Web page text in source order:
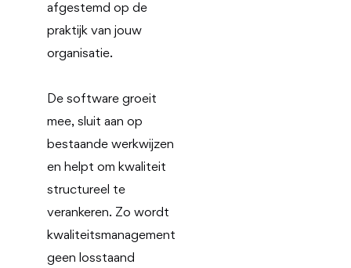
afgestemd op de
praktijk van jouw
organisatie.
De software groeit
mee, sluit aan op
bestaande werkwijzen
en helpt om kwaliteit
structureel te
verankeren. Zo wordt
kwaliteitsmanagement
geen losstaand